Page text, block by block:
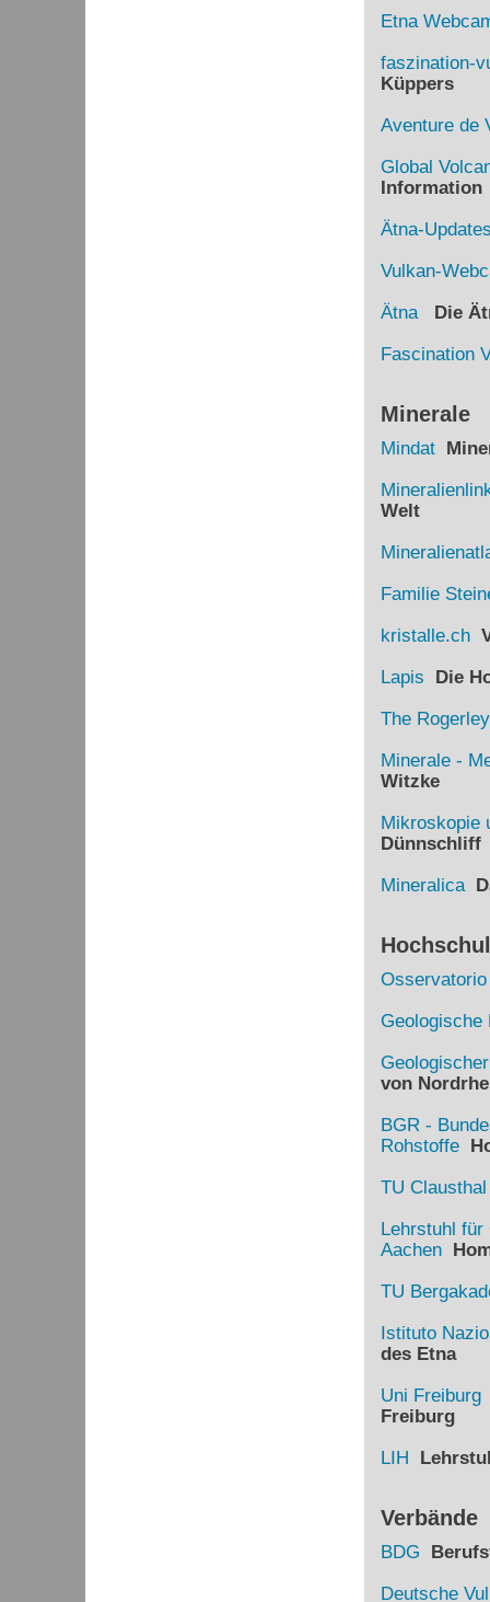
Etna
faszination-
Küppers
Aventure de
Global
Information
Ätna-
Vulkan-
Ätna
Die
Fascination
Minerale
Mindat
Welt
Familie
kristalle.ch
Lapis Die
The
Minerale -
Witzke
Mikroskopie
Dünnschliff
Mineralica
Geologische
von
BGR -
Rohstoffe
TU Clausthal
Lehrstuhl für
Aachen
TU
Istituto
des Etna
Uni Freiburg
Freiburg
LIH
Verbände
BDG
Deutsche